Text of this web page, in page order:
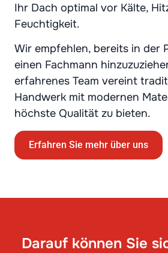
Ihr Dach optimal vor Kälte,
Feuchtigkeit.
Wir empfehlen, bereits in der
einen Fachmann
erfahrenes Team vereint
Handwerk mit modernen
höchste Qualität zu bieten.
Erfahren Sie mehr über uns
Darauf können Sie